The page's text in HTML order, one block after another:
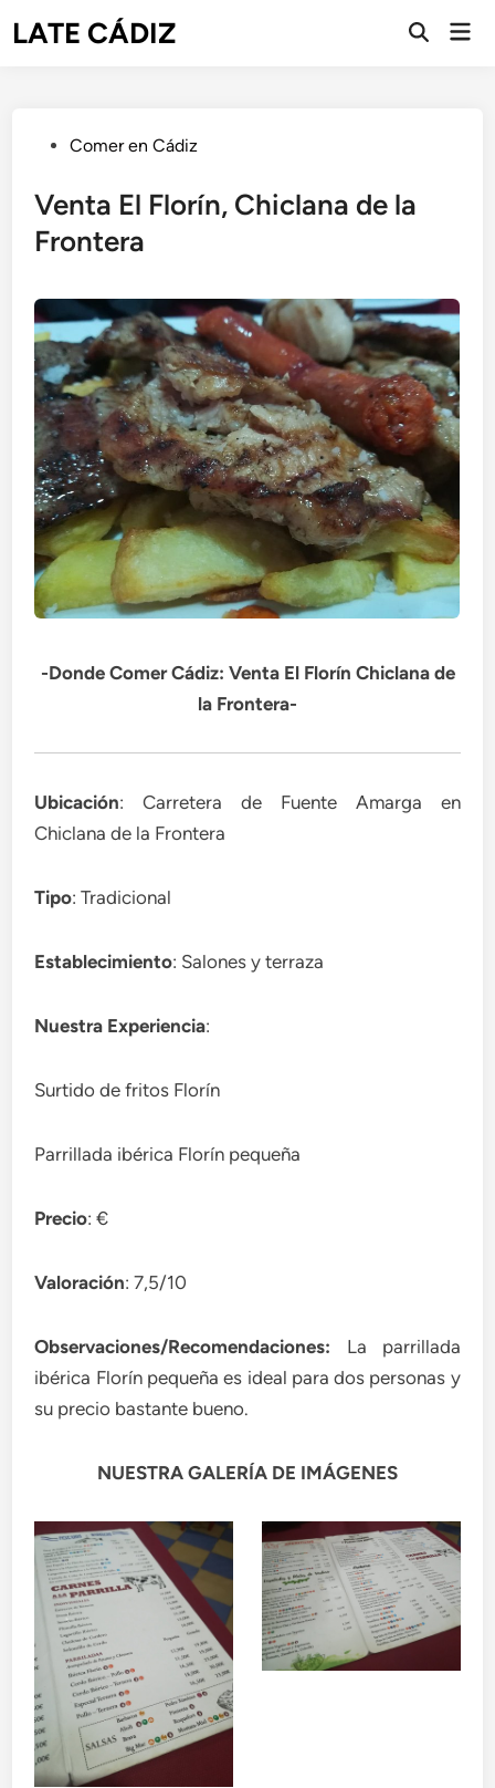
LATE CÁDIZ
Abrir
Publicado
Comer en Cádiz
Venta El Florín, Chiclana de la
Frontera
-Donde Comer Cádiz: Venta El Florín Chiclana de
la Frontera-
Ubicación: Carretera de Fuente Amarga en
Chiclana de la Frontera
Tipo: Tradicional
Establecimiento: Salones y terraza
Nuestra Experiencia:
Surtido de fritos Florín
Parrillada ibérica Florín pequeña
Precio: €
Valoración: 7,5/10
Observaciones/Recomendaciones: La parrillada
ibérica Florín pequeña es ideal para dos personas y
su precio bastante bueno.
NUESTRA GALERÍA DE IMÁGENES